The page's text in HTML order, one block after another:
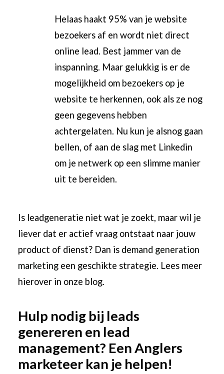
Helaas haakt 95% van je website
bezoekers af en wordt niet direct
online lead. Best jammer van de
inspanning. Maar gelukkig is er de
mogelijkheid om bezoekers op je
website te herkennen, ook als ze nog
geen gegevens hebben
achtergelaten. Nu kun je alsnog gaan
bellen, of aan de slag met Linkedin
om je netwerk op een slimme manier
uit te bereiden.
Is leadgeneratie niet wat je zoekt, maar wil je
liever dat er actief vraag ontstaat naar jouw
product of dienst? Dan is demand generation
marketing een geschikte strategie. Lees meer
hierover in onze blog.
Hulp nodig bij leads
genereren en lead
management? Een Anglers
marketeer kan je helpen!